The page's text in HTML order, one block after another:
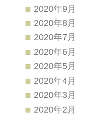
2020年9月
2020年8月
2020年7月
2020年6月
2020年5月
2020年4月
2020年3月
2020年2月